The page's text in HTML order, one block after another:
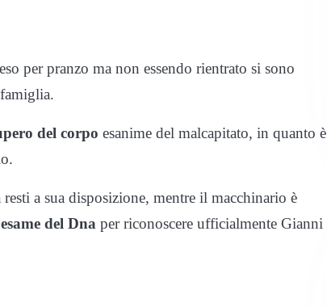
per pranzo ma non essendo rientrato si sono
del corpo esanime del malcapitato, in quanto è
a sua disposizione, mentre il macchinario è
del Dna per riconoscere ufficialmente Gianni